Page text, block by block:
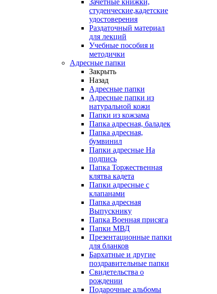
студенческие,кадетские
удостоверения
Раздаточный материал
для лекций
Учебные пособия и
методички
Адресные папки
Закрыть
Назад
Адресные папки
Адресные папки из
натуральной кожи
Папки из кожзама
Папка адресная, баладек
Папка адресная,
бумвинил
Папки адресные На
подпись
Папка Торжественная
клятва кадета
Папки адресные с
клапанами
Папка адресная
Выпускнику
Папка Военная присяга
Папки МВД
Презентационные папки
для бланков
Бархатные и другие
поздравительные папки
Свидетельства о
рождении
Подарочные альбомы